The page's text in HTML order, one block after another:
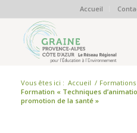
Accueil
Vous êtes ici : Accueil / Formations
Formation « Techniques
promotion de la santé »